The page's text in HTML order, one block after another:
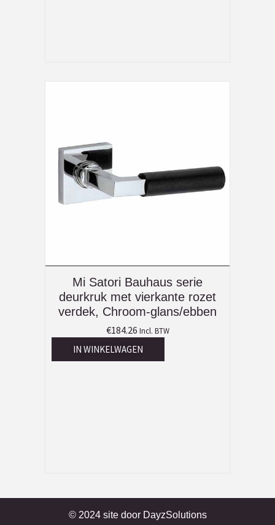
Mi Satori Bauhaus serie
deurkruk met vierkante rozet
verdek, Chroom-glans/ebben
€184.26 Incl. BTW
IN WINKELWAGEN
© 2024 site door DayzSolutions